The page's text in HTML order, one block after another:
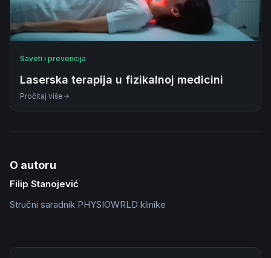
Saveti i prevencija
Laserska terapija u fizikalnoj medicini
Pročitaj više
O autoru
Filip Stanojević
Stručni saradnik PHYSIOWRLD klinike